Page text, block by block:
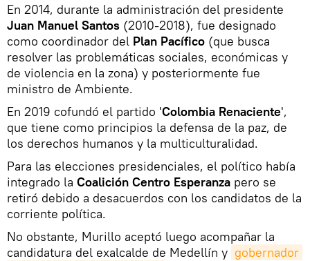
En 2014, durante la administración del presidente
Juan Manuel Santos (2010-2018), fue designado
como coordinador del Plan Pacífico (que busca
resolver las problemáticas sociales, económicas y
de violencia en la zona) y posteriormente fue
ministro de Ambiente.
En 2019 cofundó el partido 'Colombia Renaciente',
que tiene como principios la defensa de la paz, de
los derechos humanos y la multiculturalidad.
Para las elecciones presidenciales, el político había
integrado la Coalición Centro Esperanza pero se
retiró debido a desacuerdos con los candidatos de la
corriente política.
No obstante, Murillo aceptó luego acompañar la
candidatura del exalcalde de Medellín y gobernador